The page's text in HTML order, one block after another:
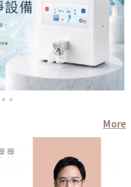
More